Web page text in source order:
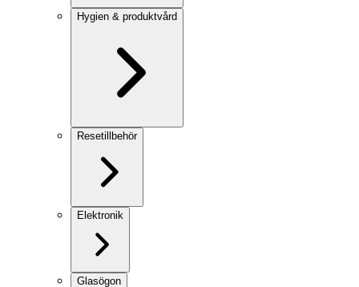
Hygien & produktvård
Resetillbehör
Elektronik
Glasögon